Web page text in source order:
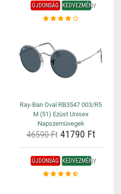
ÚJDONSÁG KEDVEZMÉNY
Ray-Ban Oval RB3547 003/R5
M (51) Ezüst Unisex
Napszemüvegek
46590 Ft41790 Ft
ÚJDONSÁG KEDVEZMÉNY